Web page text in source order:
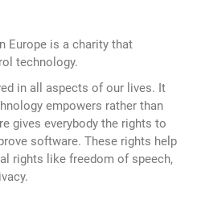
Europe is a charity that
technology.
in all aspects of our lives. It
empowers rather than
gives everybody the rights to
software. These rights help
rights like freedom of speech,